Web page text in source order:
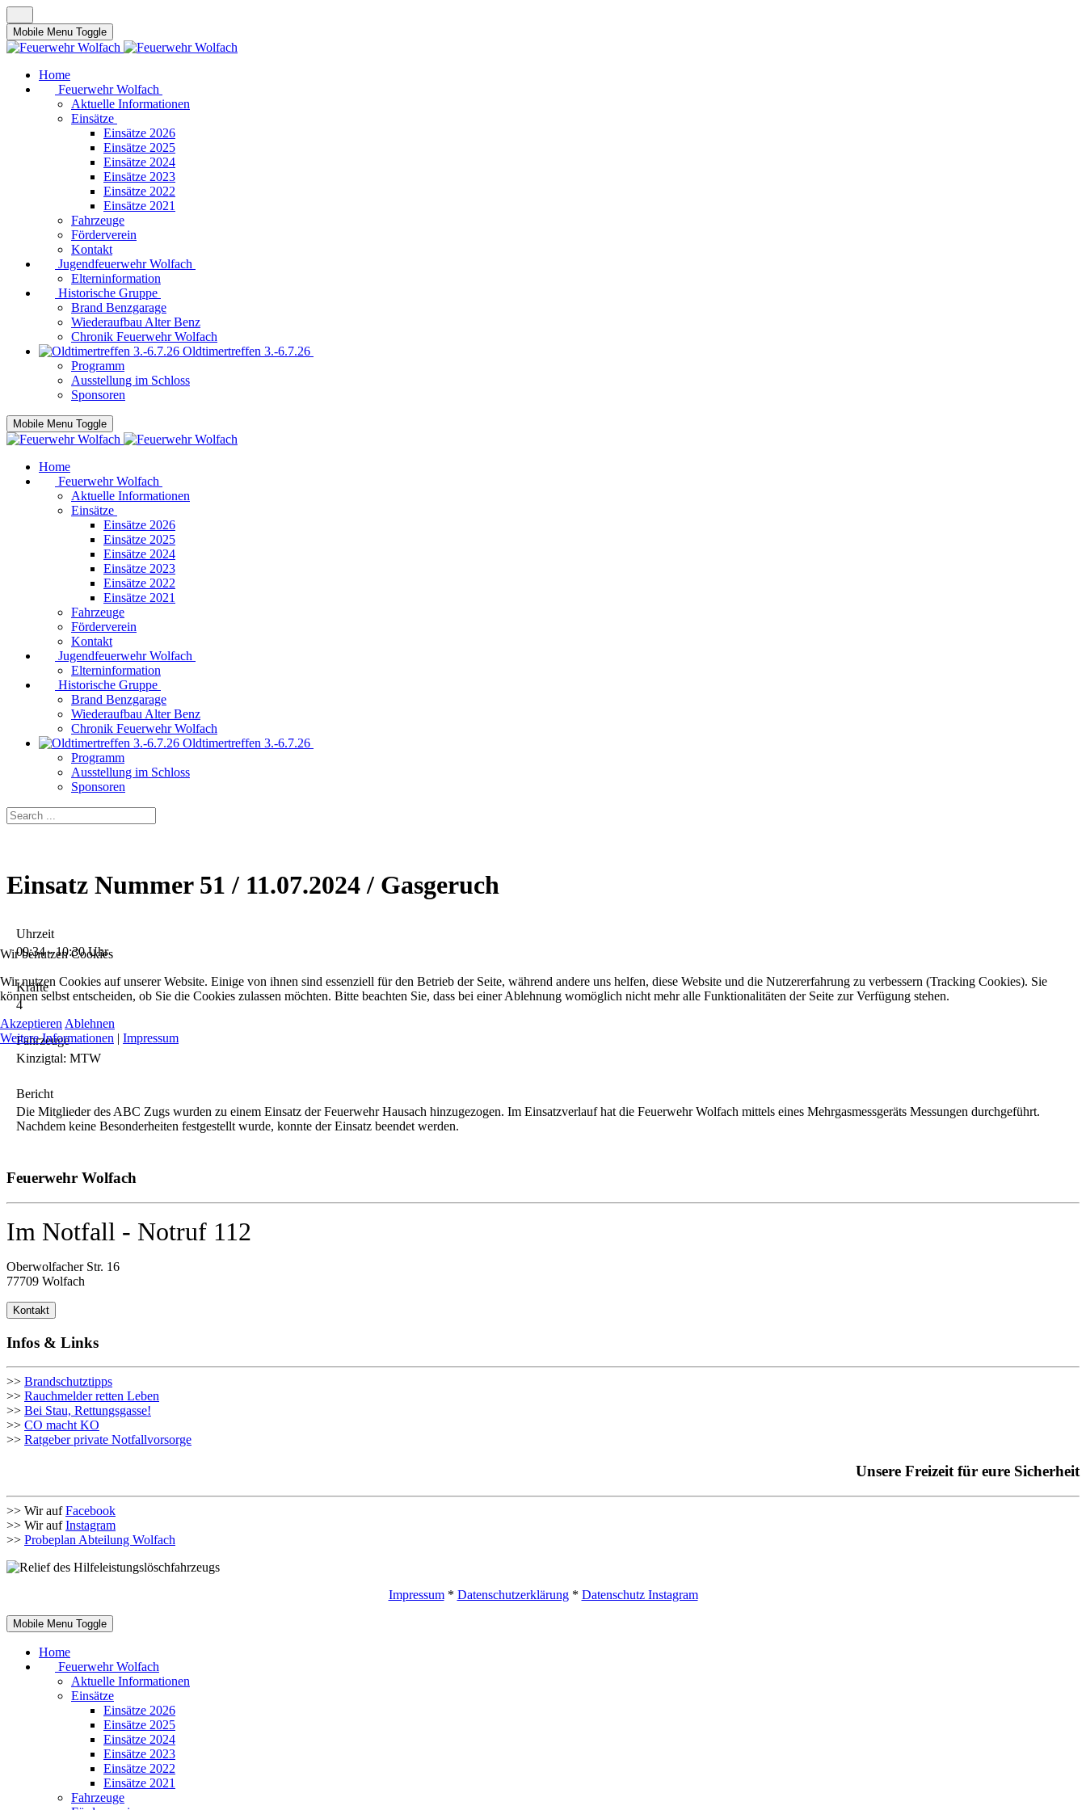
Mobile Menu Toggle
Home
Feuerwehr Wolfach
Aktuelle Informationen
Einsätze
Einsätze 2026
Einsätze 2025
Einsätze 2024
Einsätze 2023
Einsätze 2022
Einsätze 2021
Fahrzeuge
Förderverein
Kontakt
Jugendfeuerwehr Wolfach
Elterninformation
Historische Gruppe
Brand Benzgarage
Wiederaufbau Alter Benz
Chronik Feuerwehr Wolfach
Oldtimertreffen 3.-6.7.26
Programm
Ausstellung im Schloss
Sponsoren
Mobile Menu Toggle
Home
Feuerwehr Wolfach
Aktuelle Informationen
Einsätze
Einsätze 2026
Einsätze 2025
Einsätze 2024
Einsätze 2023
Einsätze 2022
Einsätze 2021
Fahrzeuge
Förderverein
Kontakt
Jugendfeuerwehr Wolfach
Elterninformation
Historische Gruppe
Brand Benzgarage
Wiederaufbau Alter Benz
Chronik Feuerwehr Wolfach
Oldtimertreffen 3.-6.7.26
Programm
Ausstellung im Schloss
Sponsoren
Einsatz Nummer 51 / 11.07.2024 / Gasgeruch
Uhrzeit
09:34 - 10:30 Uhr
Kräfte
4
Fahrzeuge
Kinzigtal: MTW
Bericht
Die Mitglieder des ABC Zugs wurden zu einem Einsatz der Feuerwehr Hausach hinzugezogen. Im Einsatzverlauf hat die Feuerwehr Wolfach mittels eines Mehrgasmessgeräts Messungen durchgeführt.
Nachdem keine Besonderheiten festgestellt wurde, konnte der Einsatz beendet werden.
Feuerwehr Wolfach
Im Notfall - Notruf 112
Oberwolfacher Str. 16
77709 Wolfach
Kontakt
Infos & Links
>> Brandschutztipps
>> Rauchmelder retten Leben
>> Bei Stau, Rettungsgasse!
>> CO macht KO
>> Ratgeber private Notfallvorsorge
Unsere Freizeit für eure Sicherheit
>> Wir aufFacebook
>> Wir aufInstagram
>> Probeplan Abteilung Wolfach
Impressum* Datenschutzerklärung* Datenschutz Instagram
Mobile Menu Toggle
Home
Feuerwehr Wolfach
Aktuelle Informationen
Einsätze
Einsätze 2026
Einsätze 2025
Einsätze 2024
Einsätze 2023
Einsätze 2022
Einsätze 2021
Fahrzeuge
Wir benutzen Cookies
Wir nutzen Cookies auf unserer Website. Einige von ihnen sind essenziell für den Betrieb der Seite, während andere uns helfen, diese Website und die Nutzererfahrung zu verbessern (Tracking Cookies). Sie
können selbst entscheiden, ob Sie die Cookies zulassen möchten. Bitte beachten Sie, dass bei einer Ablehnung womöglich nicht mehr alle Funktionalitäten der Seite zur Verfügung stehen.
Akzeptieren Ablehnen
Weitere Informationen | Impressum